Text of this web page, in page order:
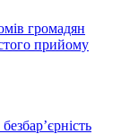
громадян
прийому